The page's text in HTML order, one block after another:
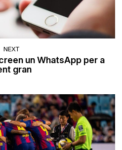
NEXT
un WhatsApp per a
gran